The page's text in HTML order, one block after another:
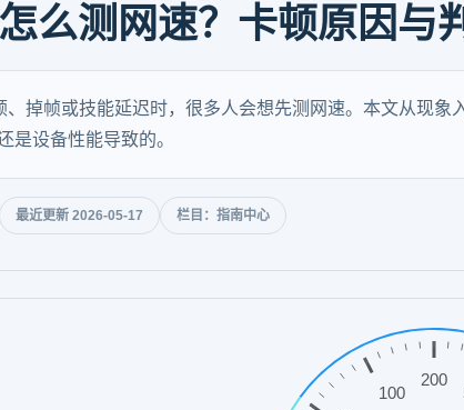
么测网速？卡顿原因与
、掉帧或技能延迟时，很多人会想先测网速。本文从现
是设备性能导致的。
最近更新 2026-05-17 栏目：指南中心